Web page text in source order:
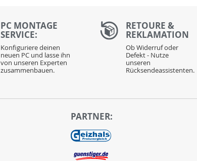
PC MONTAGE
SERVICE:
Konfiguriere deinen
neuen PC und lasse ihn
von unseren Experten
zusammenbauen.
RETOURE &
REKLAMATION
Ob Widerruf oder
Defekt - Nutze
unseren
Rücksendeassistenten.
PARTNER: